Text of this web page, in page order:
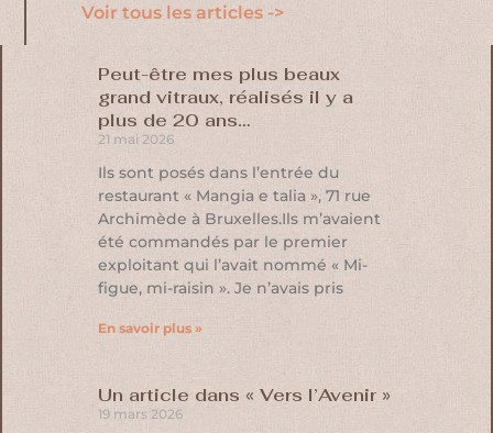
Voir tous les articles ->
Peut-être mes plus beaux
grand vitraux, réalisés il y a
plus de 20 ans…
21 mai 2026
Ils sont posés dans l’entrée du
restaurant « Mangia e talia », 71 rue
Archimède à Bruxelles.Ils m’avaient
été commandés par le premier
exploitant qui l’avait nommé « Mi-
figue, mi-raisin ». Je n’avais pris
En savoir plus »
Un article dans « Vers l’Avenir »
19 mars 2026